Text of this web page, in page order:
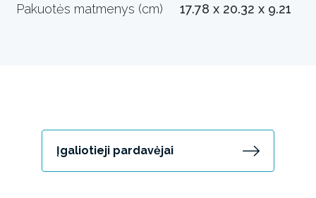
Pakuotės matmenys (cm) 17.78 x 20.32 x 9.21
Įgaliotieji pardavėjai